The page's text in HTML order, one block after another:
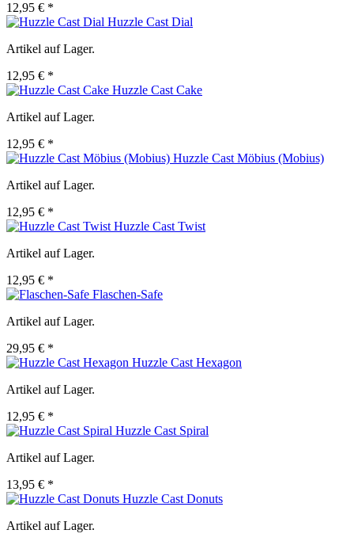
12,95 € *
Huzzle Cast Dial
Artikel auf Lager.
12,95 € *
Huzzle Cast Cake
Artikel auf Lager.
12,95 € *
Huzzle Cast Möbius (Mobius)
Artikel auf Lager.
12,95 € *
Huzzle Cast Twist
Artikel auf Lager.
12,95 € *
Flaschen-Safe
Artikel auf Lager.
29,95 € *
Huzzle Cast Hexagon
Artikel auf Lager.
12,95 € *
Huzzle Cast Spiral
Artikel auf Lager.
13,95 € *
Huzzle Cast Donuts
Artikel auf Lager.